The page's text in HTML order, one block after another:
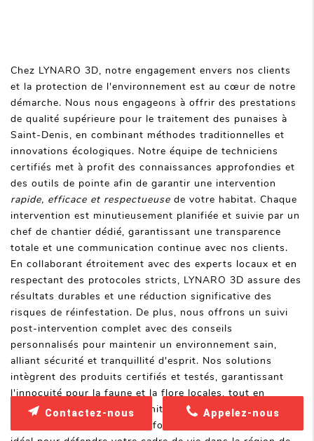
Chez LYNARO 3D, notre engagement envers nos clients
et la protection de l'environnement est au cœur de notre
démarche. Nous nous engageons à offrir des prestations
de qualité supérieure pour le traitement des punaises à
Saint-Denis, en combinant méthodes traditionnelles et
innovations écologiques. Notre équipe de techniciens
certifiés met à profit des connaissances approfondies et
des outils de pointe afin de garantir une intervention
rapide, efficace et respectueuse de votre habitat. Chaque
intervention est minutieusement planifiée et suivie par un
chef de chantier dédié, garantissant une transparence
totale et une communication continue avec nos clients.
En collaborant étroitement avec des experts locaux et en
respectant des protocoles stricts, LYNARO 3D assure des
résultats durables et une réduction significative des
risques de réinfestation. De plus, nous offrons un suivi
post-intervention complet avec des conseils
personnalisés pour maintenir un environnement sain,
alliant sécurité et tranquillité d'esprit. Nos solutions
intègrent des produits certifiés et testés, garantissant
l'innocuité pour la faune et la flore locales, tout en
répondant aux exigences sanitaires. Ce souci du détail et
cette approche responsable font de nous le partenaire
Appelez-nous
Contactez-nous